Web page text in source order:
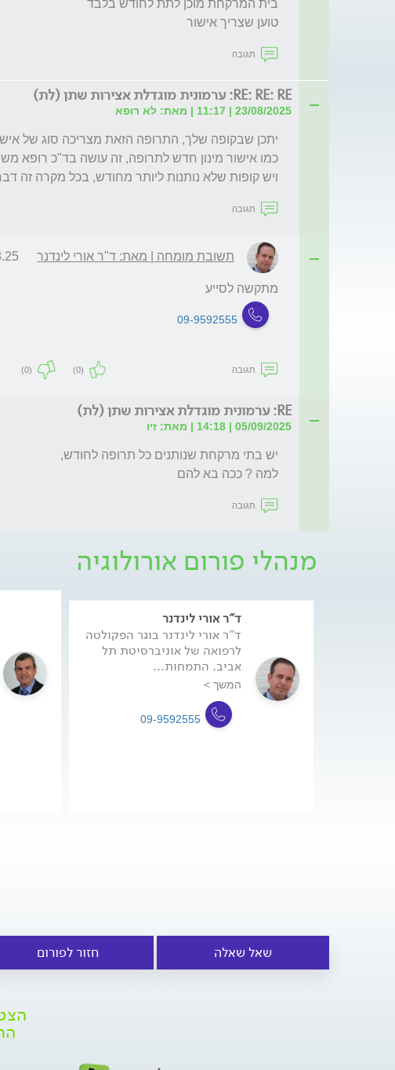
טוען שצריך אישור
תגובה
RE: RE: RE: ערמונית מוגדלת אצירות שתן (לת)
23/08/2025 | 11:17 | מאת: לא רופא
ויש קופות שלא נותנות ליותר מחודש, בכל מקרה זה
תגובה
תשובת מומחה | מאת: ד"ר אורי לינדנר
מתקשה לסייע
09-9592555
תגובה (0)
(0)
RE: ערמונית מוגדלת אצירות שתן (לת)
05/09/2025 | 14:18 | מאת: זיו
למה ? ככה בא להם
תגובה
מנהלי פורום אורולוגיה
ד"ר אורי לינדנר
ד"ר אורי לינדנר בוגר הפקולטה
לרפואה של אוניברסיטת תל
אביב. התמחות...
המשך >
09-9592555
שאל שאלה חזור לפורום